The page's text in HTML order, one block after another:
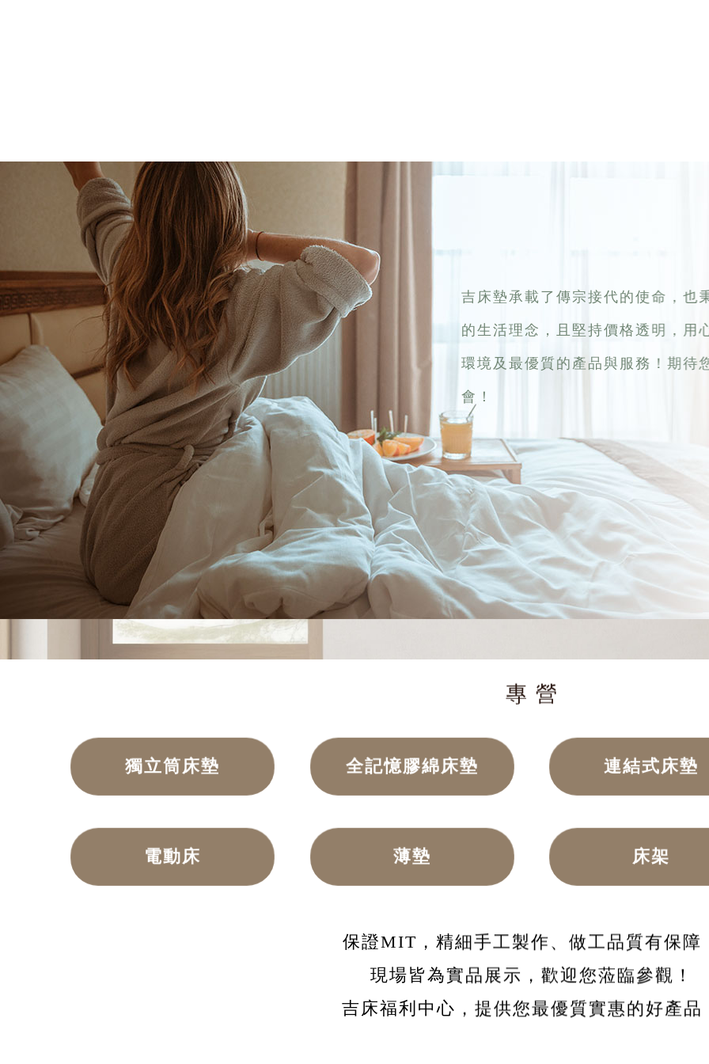
吉床墊承載了傳宗接代的使命，
的生活理念，且堅持價格透明，
環境及最優質的產品與服務！期
會！
專 營
獨立筒床墊 全記憶膠綿床墊 連結式床墊
電動床 薄墊 床架
保證MIT，精細手工製作、做工品質有保障
現場皆為實品展示，歡迎您蒞臨參觀！
吉床福利中心，提供您最優質實惠的好產品